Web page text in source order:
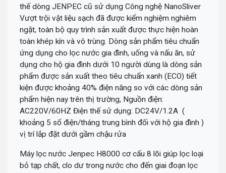
thế dòng JENPEC cũ sử dụng Công nghệ NanoSliver
Vượt trội vật liệu sạch đã được kiểm nghiệm nghiêm
ngặt, toàn bộ quy trình sản xuất được thực hiện hoàn
toàn khép kín và vô trùng. Dòng sản phẩm tiêu chuẩn
ứng dụng cho lọc nước gia đình, uống và nấu ăn, sử
dụng cho hộ gia đình dưới 10 người dùng là dòng sản
phẩm được sản xuất theo tiêu chuẩn xanh (ECO) tiết
kiện được khoảng 40% điện năng so với các dòng sản
phẩm hiện nay trên thị trường, Nguồn điện:
AC220V/60HZ Điện thế sử dụng: DC24V/1.2A (
khoảng 5 số điện/tháng trung bình đối với hộ gia đình )
vị trí lắp đặt dưới gầm chậu rửa
Máy lọc nước Jenpec H8000 cơ cấu 8 lõi giúp lọc loại
bỏ tạp chất, clo dư trong nước cho đến giai đoạn lọc